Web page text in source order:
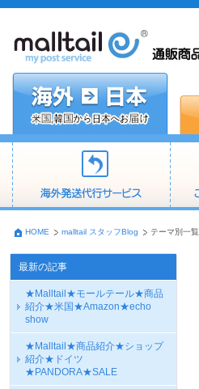
HOME malltail スタッフBlog テーマ別一覧
最新の記事
★Malltail★モールテール★商品
紹介★米国★Amazon★echo
show
★Malltail★商品紹介★ショップ
紹介★ドイツ
★PANDORA★SALE